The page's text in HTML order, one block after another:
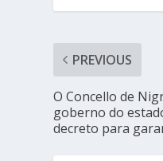
PREVIOUS
O Concello de
goberno do
decreto para